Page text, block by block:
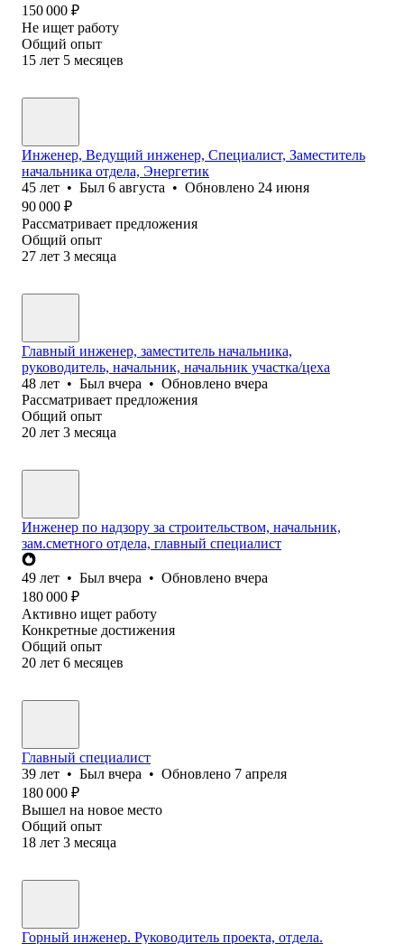
150 000 ₽
Не ищет работу
Общий опыт
15 лет 5 месяцев
Инженер, Ведущий инженер, Специалист, Заместитель
начальника отдела, Энергетик
45 лет • Был 6 августа • Обновлено 24 июня
90 000 ₽
Рассматривает предложения
Общий опыт
27 лет 3 месяца
Главный инженер, заместитель начальника,
руководитель, начальник, начальник участка/цеха
48 лет • Был вчера • Обновлено вчера
Рассматривает предложения
Общий опыт
20 лет 3 месяца
Инженер по надзору за строительством, начальник,
зам.сметного отдела, главный специалист
49 лет • Был вчера • Обновлено вчера
180 000 ₽
Активно ищет работу
Конкретные достижения
Общий опыт
20 лет 6 месяцев
Главный специалист
39 лет • Был вчера • Обновлено 7 апреля
180 000 ₽
Вышел на новое место
Общий опыт
18 лет 3 месяца
Горный инженер. Руководитель проекта, отдела.